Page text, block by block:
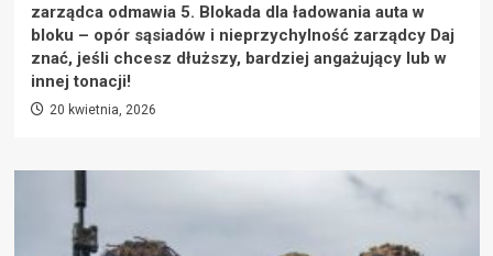
zarządca odmawia 5. Blokada dla ładowania auta w
bloku – opór sąsiadów i nieprzychylność zarządcy Daj
znać, jeśli chcesz dłuższy, bardziej angażujący lub w
innej tonacji!
20 kwietnia, 2026